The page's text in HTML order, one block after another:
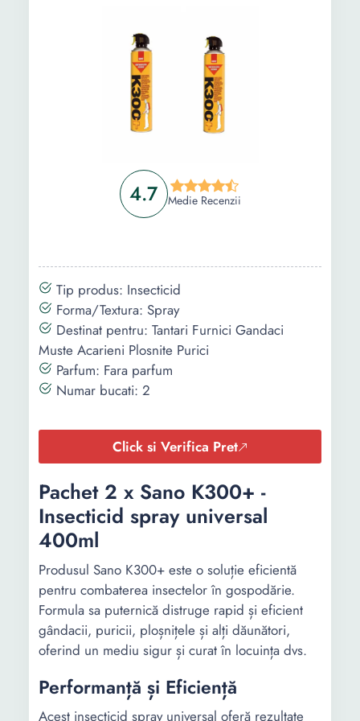
4.7 Medie Recenzii
Tip produs: Insecticid
Forma/Textura: Spray
Destinat pentru: Tantari Furnici Gandaci
Muste Acarieni Plosnite Purici
Parfum: Fara parfum
Numar bucati: 2
Click si Verifica Pret
Pachet 2 x Sano K300+ -
Insecticid spray universal
400ml
Produsul Sano K300+ este o soluție eficientă
pentru combaterea insectelor în gospodărie.
Formula sa puternică distruge rapid și eficient
gândacii, puricii, ploșnițele și alți dăunători,
oferind un mediu sigur și curat în locuința dvs.
Performanță și Eficiență
Acest insecticid spray universal oferă rezultate
Intrebari Frecvente